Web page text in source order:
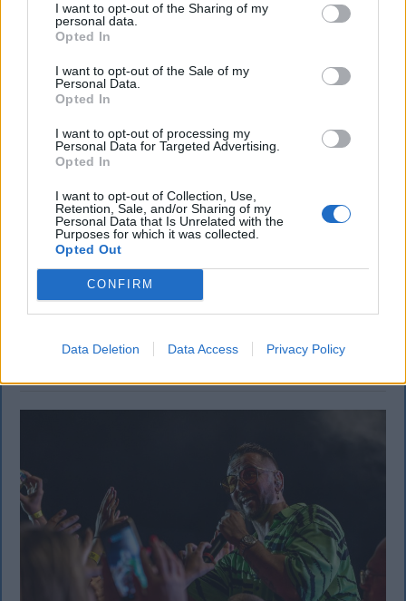
I want to opt-out of the Sharing of my
personal data.
Opted In
I want to opt-out of the Sale of my
Personal Data.
Opted In
I want to opt-out of processing my
Personal Data for Targeted Advertising.
Opted In
I want to opt-out of Collection, Use,
Retention, Sale, and/or Sharing of my
Personal Data that Is Unrelated with the
Purposes for which it was collected.
Opted Out
CONFIRM
Data Deletion Data Access Privacy Policy
Szembementek a trenddel: a Sepsi OSK
és az FK Csíkszereda kilóg a sorból a
Szuperligában
A labdarúgó Szuperliga 2026–2027-es idényében a
16 élvonalbeli klub közül 13 szerencsejáték-ipari
vállalatot jelenít meg mezének legértékesebb
OSK és az FK Csíkszereda is.